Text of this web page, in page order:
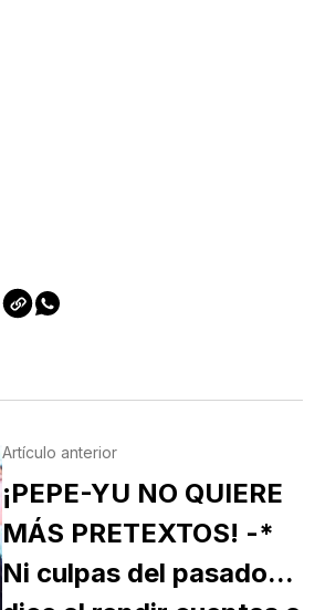
Artículo anterior
¡PEPE-YU NO QUIERE
MÁS PRETEXTOS! -*
Ni culpas del pasado...